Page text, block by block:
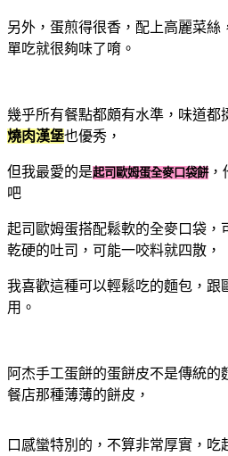
另外，蛋煎得很香，配上高麗菜絲
單吃就很夠味了唷。
幾乎所有餐點都頗有水準，味道都
燒肉漢堡也優秀，
但我最愛的是起司歐姆蛋全麥口袋餅，
吧
起司歐姆蛋搭配鬆軟的全麥口袋，
乾硬的吐司，可能一咬料就四散，
我喜歡這種可以輕鬆吃的麵包，跟
用。
阿杰手工蛋餅的蛋餅皮不是傳統
餐店那種薄薄的餅皮，
口感蠻特別的，不算非常厚實，